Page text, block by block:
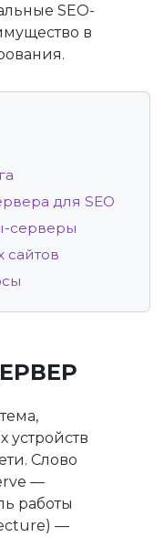
SEO-
в
для SEO
серверы
сайтов
устройств
Слово
—
работы
—